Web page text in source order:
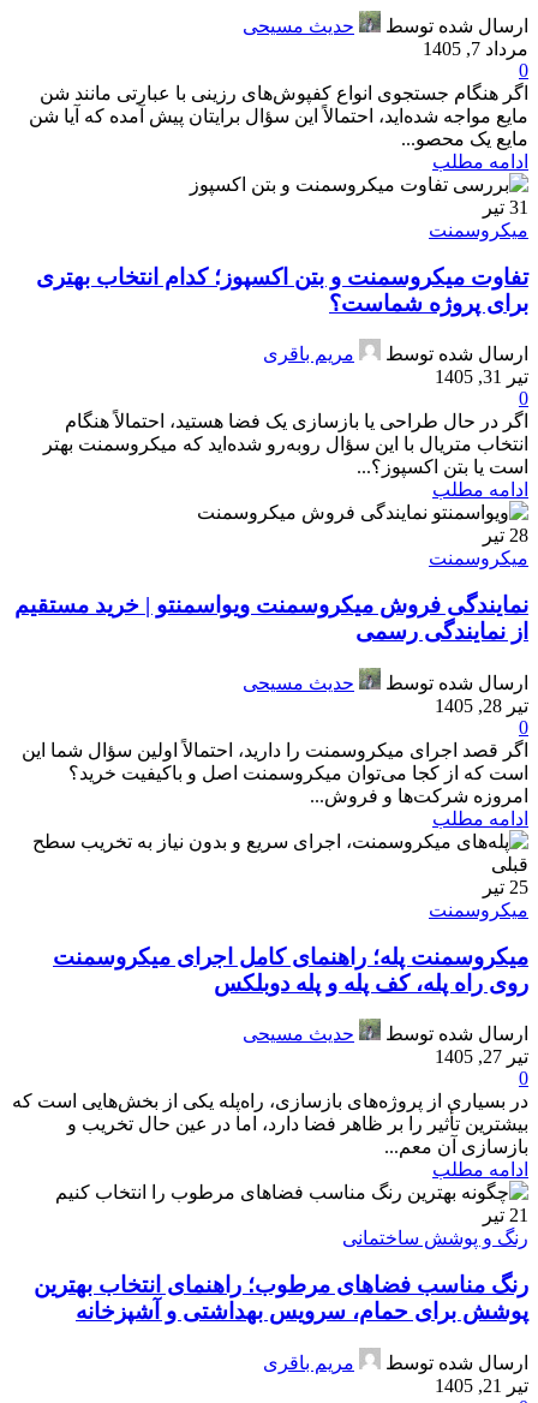
ارسال شده توسط
حدیث مسیحی
مرداد 7, 1405
0
اگر هنگام جستجوی انواع کفپوش‌های رزینی با عبارتی مانند شن
مایع مواجه شده‌اید، احتمالاً این سؤال برایتان پیش آمده که آیا شن
مایع یک محصو...
ادامه مطلب
31 تیر
میکروسمنت
تفاوت میکروسمنت و بتن اکسپوز؛ کدام انتخاب بهتری
برای پروژه شماست؟
ارسال شده توسط
مریم باقری
تیر 31, 1405
0
اگر در حال طراحی یا بازسازی یک فضا هستید، احتمالاً هنگام
انتخاب متریال با این سؤال روبه‌رو شده‌اید که میکروسمنت بهتر
است یا بتن اکسپوز؟...
ادامه مطلب
28 تیر
میکروسمنت
نمایندگی فروش میکروسمنت ویواسمنتو | خرید مستقیم
از نمایندگی رسمی
ارسال شده توسط
حدیث مسیحی
تیر 28, 1405
0
اگر قصد اجرای میکروسمنت را دارید، احتمالاً اولین سؤال شما این
است که از کجا می‌توان میکروسمنت اصل و باکیفیت خرید؟
امروزه شرکت‌ها و فروش...
ادامه مطلب
25 تیر
میکروسمنت
میکروسمنت پله؛ راهنمای کامل اجرای میکروسمنت
روی راه پله، کف پله و پله دوبلکس
ارسال شده توسط
حدیث مسیحی
تیر 27, 1405
0
در بسیاری از پروژه‌های بازسازی، راه‌پله یکی از بخش‌هایی است که
بیشترین تأثیر را بر ظاهر فضا دارد، اما در عین حال تخریب و
بازسازی آن معم...
ادامه مطلب
21 تیر
رنگ و پوشش ساختمانی
رنگ مناسب فضاهای مرطوب؛ راهنمای انتخاب بهترین
پوشش برای حمام، سرویس بهداشتی و آشپزخانه
ارسال شده توسط
مریم باقری
تیر 21, 1405